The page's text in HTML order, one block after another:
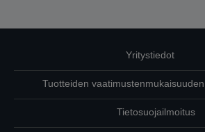
Yritystiedot
Tuotteiden
Tietosuojailmoitus